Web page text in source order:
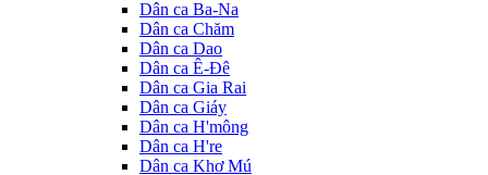
Dân ca Ba-Na
Dân ca Chăm
Dân ca Dao
Dân ca Ê-Đê
Dân ca Gia Rai
Dân ca Giáy
Dân ca H'mông
Dân ca H're
Dân ca Khơ Mú